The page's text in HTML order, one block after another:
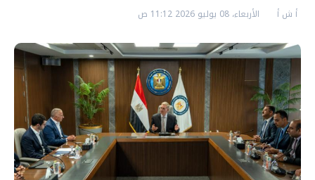
أ ش أ الأربعاء، 08 يوليو 2026 11:12 ص